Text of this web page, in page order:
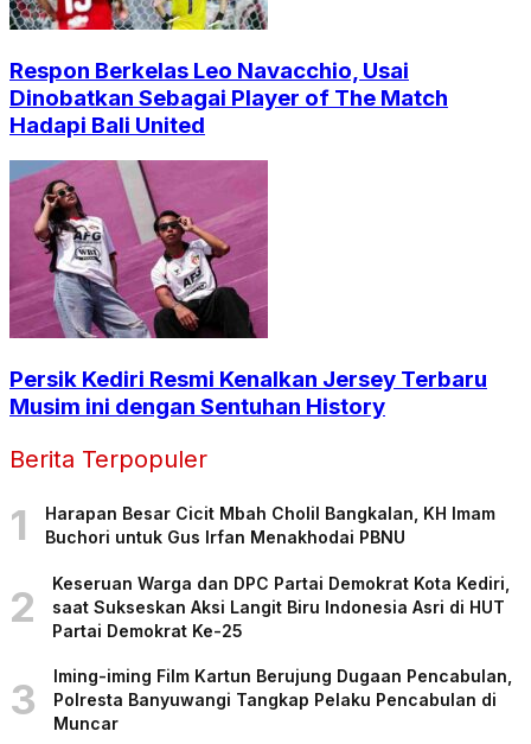
Respon Berkelas Leo Navacchio, Usai
Dinobatkan Sebagai Player of The Match
Hadapi Bali United
Persik Kediri Resmi Kenalkan Jersey Terbaru
Musim ini dengan Sentuhan History
Berita Terpopuler
1
Harapan Besar Cicit Mbah Cholil Bangkalan, KH Imam
Buchori untuk Gus Irfan Menakhodai PBNU
2
Keseruan Warga dan DPC Partai Demokrat Kota Kediri,
saat Sukseskan Aksi Langit Biru Indonesia Asri di HUT
Partai Demokrat Ke-25
3
Iming-iming Film Kartun Berujung Dugaan Pencabulan,
Polresta Banyuwangi Tangkap Pelaku Pencabulan di
Muncar